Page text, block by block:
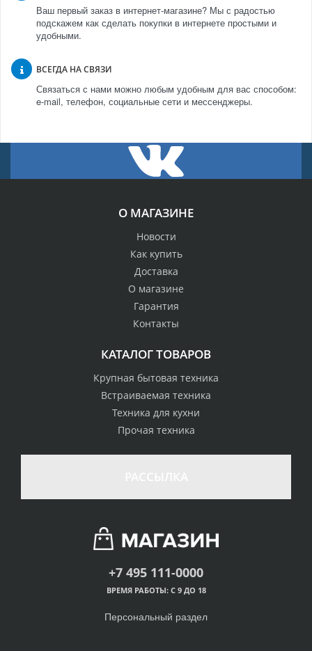
Ваш первый заказ в интернет-магазине? Мы с радостью
подскажем как сделать покупки в интернете простыми и
удобными.
ВСЕГДА НА СВЯЗИ
Связаться с нами можно любым удобным для вас способом:
e-mail, телефон, социальные сети и мессенджеры.
О МАГАЗИНЕ
Новости
Как купить
Доставка
О магазине
Гарантия
Контакты
КАТАЛОГ ТОВАРОВ
Крупная бытовая техника
Встраиваемая техника
Техника для кухни
Прочая техника
+7 495 111-0000
ВРЕМЯ РАБОТЫ: С 9 ДО 18
Персональный раздел